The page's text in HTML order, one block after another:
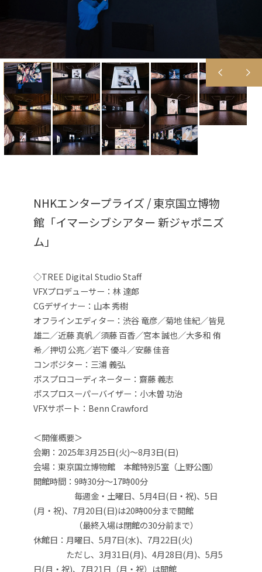
NHKエンタープライズ / 東京国立博物
館「イマーシブシアター 新ジャポニズ
ム」
◇TREE Digital Studio Staff
VFXプロデューサー：林 達郎
CGデザイナー：山本 秀樹
オフラインエディター：渋谷 竜彦／菊地 佳紀／皆見
雄二／近藤 真帆／須藤 百香／宮本 誠也／大多和 侑
希／押切 公亮／岩下 優斗／安藤 佳音
コンポジター：三浦 義弘
ポスプロコーディネーター：齋藤 義志
ポスプロスーパーバイザー：小木曽 功治
VFXサポート：Benn Crawford
＜開催概要＞
会期：2025年3月25日(火)〜8月3日(日)
会場：東京国立博物館 本館特別5室（上野公園）
開館時間：9時30分～17時00分
毎週金・土曜日、5月4日(日・祝)、5日
(月・祝)、7月20日(日)は20時00分まで開館
（最終入場は閉館の30分前まで）
休館日：月曜日、5月7日(水)、7月22日(火)
ただし、3月31日(月)、4月28日(月)、5月5
日(月・祝)、7月21日（月・祝）は開館